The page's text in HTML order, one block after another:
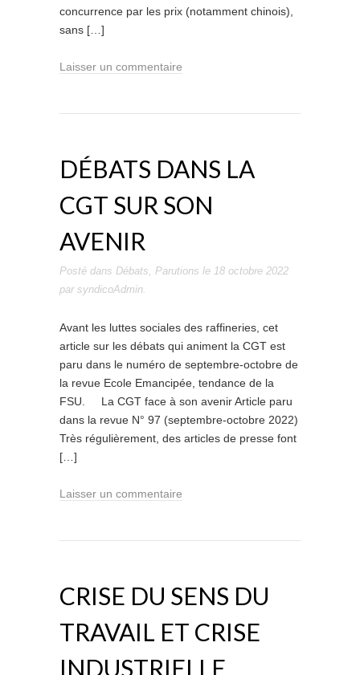
concurrence par les prix (notamment chinois),
sans […]
Laisser un commentaire
DÉBATS DANS LA
CGT SUR SON
AVENIR
Posté dans Débats, Parutions le 18 octobre 2022
par syndicoAdmin.
Avant les luttes sociales des raffineries, cet
article sur les débats qui animent la CGT est
paru dans le numéro de septembre-octobre de
la revue Ecole Emancipée, tendance de la
FSU. La CGT face à son avenir Article paru
dans la revue N° 97 (septembre-octobre 2022)
Très régulièrement, des articles de presse font
[…]
Laisser un commentaire
CRISE DU SENS DU
TRAVAIL ET CRISE
INDUSTRIELLE